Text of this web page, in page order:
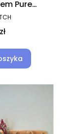
Pure
75 x 75 cm